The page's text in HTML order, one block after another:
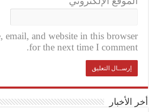
email, and website in this browser
for the next time I comment.
أخر الأخبار